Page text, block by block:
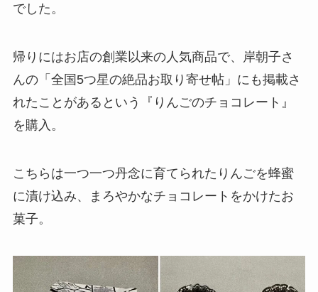
でした。
帰りにはお店の創業以来の人気商品で、岸朝子さ
んの「全国5つ星の絶品お取り寄せ帖」にも掲載さ
れたことがあるという『りんごのチョコレート』
を購入。
こちらは一つ一つ丹念に育てられたりんごを蜂蜜
に漬け込み、まろやかなチョコレートをかけたお
菓子。